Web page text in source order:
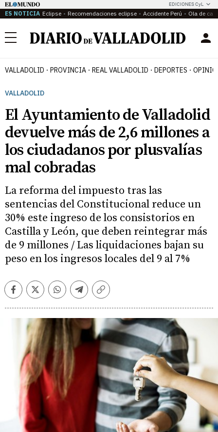
EDICIONES CyL
ES NOTICIA Eclipse Recomendaciones eclipse Accidente Perú Ola de
Menú
VALLADOLID PROVINCIA REAL VALLADOLID DEPORTES
VALLADOLID
El Ayuntamiento de Valladolid
devuelve más de 2,6 millones a
los ciudadanos por plusvalías
mal cobradas
La reforma del impuesto tras las
sentencias del Constitucional reduce un
30% este ingreso de los consistorios en
Castilla y León, que deben reintegrar más
de 9 millones / Las liquidaciones bajan su
peso en los ingresos locales del 9 al 7%
FacebookTwitterWhatsappTelegramCopiar